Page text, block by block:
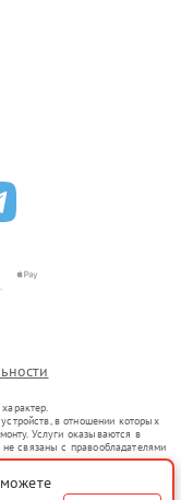
в отношении которых
Услуги оказываются в
связаны с правообладателями
оборот в соответствии